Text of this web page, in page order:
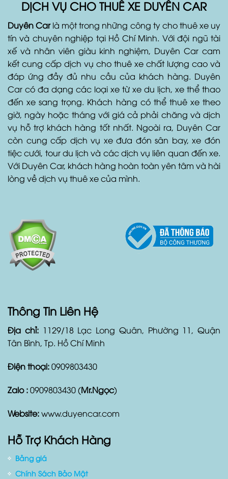
DỊCH VỤ CHO THUÊ XE DUYÊN CAR
Duyên Carlà một trong những công ty cho thuê xe uy
tín và chuyên nghiệp tại Hồ Chí Minh. Với đội ngũ tài
xế và nhân viên giàu kinh nghiệm, Duyên Car cam
kết cung cấp dịch vụ cho thuê xe chất lượng cao và
đáp ứng đầy đủ nhu cầu của khách hàng. Duyên
Car có đa dạng các loại xe từ xe du lịch, xe thể thao
đến xe sang trọng. Khách hàng có thể thuê xe theo
giờ, ngày hoặc tháng với giá cả phải chăng và dịch
vụ hỗ trợ khách hàng tốt nhất. Ngoài ra, Duyên Car
còn cung cấp dịch vụ xe đưa đón sân bay, xe đón
tiệc cưới, tour du lịch và các dịch vụ liên quan đến xe.
Với Duyên Car, khách hàng hoàn toàn yên tâm và hài
lòng về dịch vụ thuê xe của mình.
Thông Tin Liên Hệ
Địa chỉ: 1129/18 Lạc Long Quân, Phường 11, Quận
Tân Bình, Tp. Hồ Chí Minh
Điện thoại:0909803430
Zalo :0909803430 (Mr.Ngọc)
Website:www.duyencar.com
Hỗ Trợ Khách Hàng
Bảng giá
Chính Sách Bảo Mật